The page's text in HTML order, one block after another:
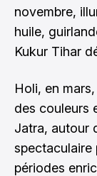
novembre,
huile,
Kukur Tihar
Holi, en
des couleurs
Jatra, autour
spectaculaire
périodes